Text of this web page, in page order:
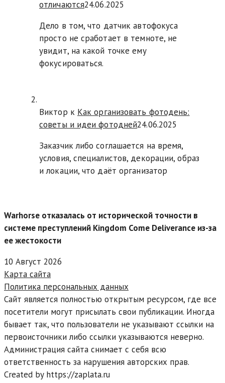
отличаются24.06.2025
Дело в том, что датчик автофокуса
просто не сработает в темноте, не
увидит, на какой точке ему
фокусироваться.
Виктор к Как организовать фотодень:
советы и идеи фотодней24.06.2025
Заказчик либо соглашается на время,
условия, специалистов, декорации, образ
и локации, что даёт организатор
Warhorse отказалась от исторической точности в
системе преступлений Kingdom Come Deliverance из-за
ее жестокости
10 Август 2026
Карта сайта
Политика персональных данных
Сайт является полностью открытым ресурсом, где все
посетители могут присылать свои публикации. Иногда
бывает так, что пользователи не указывают ссылки на
первоисточники либо ссылки указываются неверно.
Администрация сайта снимает с себя всю
ответственность за нарушения авторских прав.
Created by https://zaplata.ru